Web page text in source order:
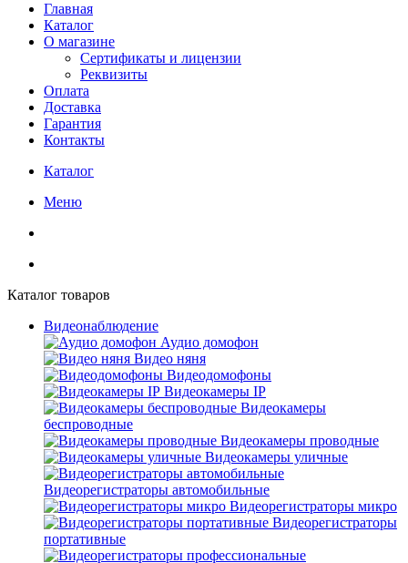
Главная
Каталог
О магазине
Сертификаты и лицензии
Реквизиты
Оплата
Доставка
Гарантия
Контакты
Каталог
Меню
Каталог товаров
Видеонаблюдение
Аудио домофон
Видео няня
Видеодомофоны
Видеокамеры IP
Видеокамеры
беспроводные
Видеокамеры проводные
Видеокамеры уличные
Видеорегистраторы автомобильные
Видеорегистраторы микро
Видеорегистраторы
портативные